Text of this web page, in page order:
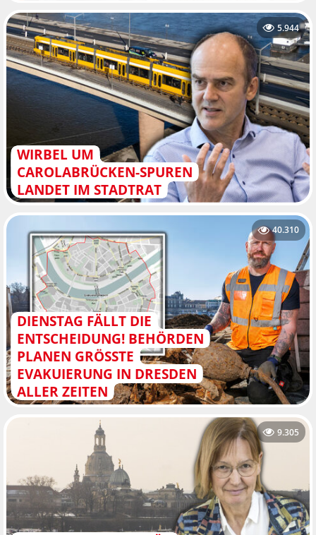
WIRBEL UM
CAROLABRÜCKEN-SPUREN
LANDET IM STADTRAT
5.944
DIENSTAG FÄLLT DIE
ENTSCHEIDUNG! BEHÖRDEN
PLANEN GRÖSSTE E
VAKUIERUNG IN DRESDEN A
LLER ZEITEN
40.310
9.305